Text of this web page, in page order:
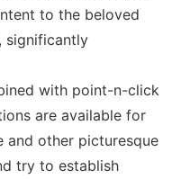
to the beloved
significantly
with point-n-click
are available for
and other picturesque
try to establish